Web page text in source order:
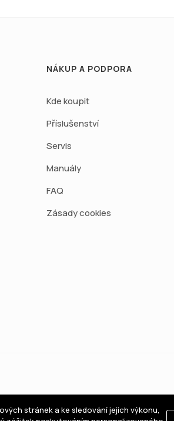
NÁKUP A PODPORA
Kde koupit
Příslušenství
Servis
Manuály
FAQ
Zásady cookies
stránek a ke sledování jejich výkonu,